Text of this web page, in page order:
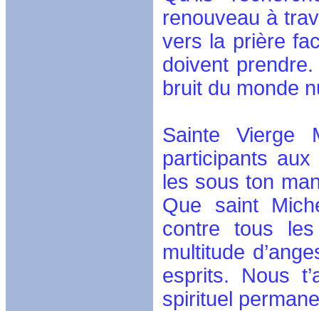
renouveau à
vers la prière
doivent
bruit du monde
Sainte Vierge
participants
les sous ton
Que saint
contre tous les
multitude
esprits. Nous
spirituel